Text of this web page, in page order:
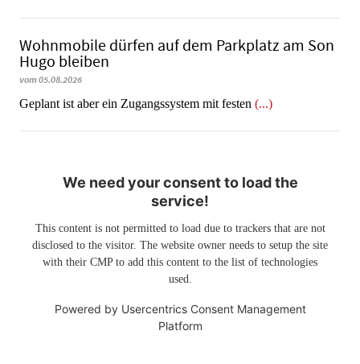
Wohnmobile dürfen auf dem Parkplatz am Son
Hugo bleiben
vom 05.08.2026
Geplant ist aber ein Zugangssystem mit festen (...)
We need your consent to load the
service!
This content is not permitted to load due to trackers that are not
disclosed to the visitor. The website owner needs to setup the site
with their CMP to add this content to the list of technologies
used.
Powered by Usercentrics Consent Management
Platform